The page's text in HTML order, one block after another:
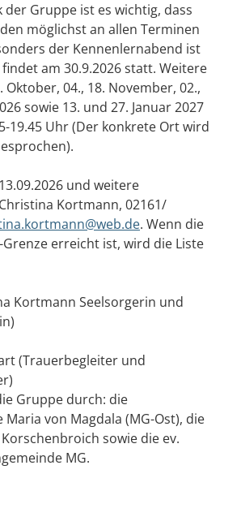
der Gruppe ist es wichtig, dass
möglichst an allen Terminen
der Kennenlernabend ist
am 30.9.2026 statt. Weitere
Oktober, 04., 18. November, 02.,
sowie 13. und 27. Januar 2027
19.45 Uhr (Der konkrete Ort wird
und weitere
Kortmann, 02161/
. Wenn die
erreicht ist, wird die Liste
Kortmann Seelsorgerin und
(Trauerbegleiter und
Gruppe durch: die
Maria von Magdala (MG-Ost), die
sowie die ev.
MG.